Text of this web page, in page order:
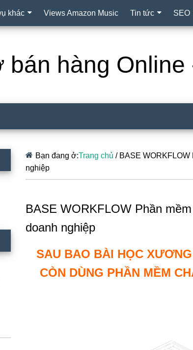
khác Views Amazon Music Tin tức SEO
bán hàng Online
Bạn đang ở:Trang chủ /BASE WORKFLOW
nghiệp
BASE WORKFLOW Phần
doanh nghiệp
SAU BAO BÀI HỌC
CÒN DÙNG PHẦN MỀM